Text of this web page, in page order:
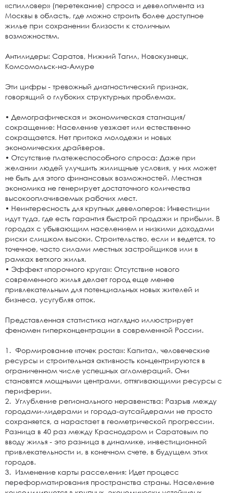
«спилловер» (перетекание) спроса и девелопмента из
Москвы в область, где можно строить более доступное
жилье при сохранении близости к столичным
возможностям.
Антилидеры: Саратов, Нижний Тагил, Новокузнецк,
Комсомольск-на-Амуре
Эти цифры - тревожный диагностический признак,
говорящий о глубоких структурных проблемах.
• Демографическая и экономическая стагнация/
сокращение: Население уезжает или естественно
сокращается. Нет притока молодежи и новых
экономических драйверов.
• Отсутствие платежеспособного спроса: Даже при
желании людей улучшить жилищные условия, у них может
не быть для этого финансовых возможностей. Местная
экономика не генерирует достаточного количества
высокооплачиваемых рабочих мест.
• Неинтересность для крупных девелоперов: Инвестиции
идут туда, где есть гарантия быстрой продажи и прибыли. В
городах с убывающим населением и низкими доходами
риски слишком высоки. Строительство, если и ведется, то
точечное, часто силами местных застройщиков или в
рамках ветхого жилья.
• Эффект «порочного круга»: Отсутствие нового
современного жилья делает город еще менее
привлекательным для потенциальных новых жителей и
бизнеса, усугубляя отток.
Представленная статистика наглядно иллюстрирует
феномен гиперконцентрации в современной России.
1. Формирование «точек роста»: Капитал, человеческие
ресурсы и строительная активность концентрируются в
ограниченном числе успешных агломераций. Они
становятся мощными центрами, оттягивающими ресурсы с
периферии.
2. Углубление регионального неравенства: Разрыв между
городами-лидерами и города-аутсайдерами не просто
сохраняется, а нарастает в геометрической прогрессии.
Разница в 40 раз между Краснодаром и Саратовым по
вводу жилья - это разница в динамике, инвестиционной
привлекательности и, в конечном счете, в будущем этих
городов.
3. Изменение карты расселения: Идет процесс
переформатирования пространства страны. Население